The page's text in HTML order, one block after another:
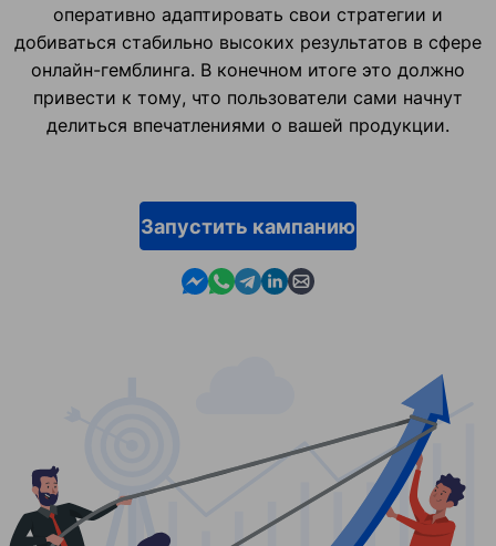
оперативно адаптировать свои стратегии и
добиваться стабильно высоких результатов в сфере
онлайн-гемблинга. В конечном итоге это должно
привести к тому, что пользователи сами начнут
делиться впечатлениями о вашей продукции.
Запустить кампанию
Contact us in Messenger
Contact us in WhatsApp
Contact us in Telegram
Contact us in Linkedin
Contact us by email